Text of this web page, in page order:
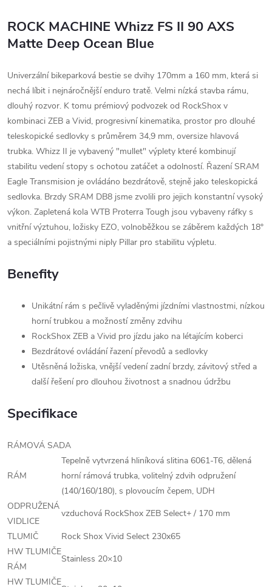
ROCK MACHINE Whizz FS II 90 AXS
Matte Deep Ocean Blue
Univerzální bikeparková bestie se dvihy 170mm a 160 mm, která si
nechá líbit i nejnáročnější enduro tratě. Velmi nízká stavba rámu,
dlouhý rozvor. K tomu prémiový podvozek od RockShox v
kombinaci ZEB a Vivid, progresivní kinematika, prostor pro dlouhé
teleskopické sedlovky s průměrem 34,9 mm, oversize hlavová
trubka. Whizz II je vybavený "mullet" výplety které kombinují
stabilitu vedení stopy s ochotou zatáčet a odolností. Řazení SRAM
Eagle Transmision je ovládáno bezdrátově, stejně jako teleskopická
sedlovka. Brzdy SRAM DB8 jsme zvolili pro jejich konstantní vysoký
výkon. Zapletená kola WTB Proterra Tough jsou vybaveny ráfky s
vnitřní výztuhou, ložisky EZO, volnoběžkou se záběrem každých 18°
a speciálními pojistnými niply Pillar pro stabilitu výpletu.
Benefity
Unikátní rám s pečlivě vyladěnými jízdními vlastnostmi, nízkou
horní trubkou a možností změny zdvihu
RockShox ZEB a Vivid pro jízdu jako na létajícím koberci
Bezdrátové ovládání řazení převodů a sedlovky
Utěsněná ložiska, vnější vedení zadní brzdy, závitový střed a
další řešení pro dlouhou životnost a snadnou údržbu
Specifikace
RÁMOVÁ SADA
RÁM
Tepelně vytvrzená hliníková slitina 6061-T6, dělená
horní rámová trubka, volitelný zdvih odpružení
(140/160/180), s plovoucím čepem, UDH
ODPRUŽENÁ
VIDLICE
vzduchová RockShox ZEB Select+ / 170 mm
TLUMIČ
Rock Shox Vivid Select 230x65
HW TLUMIČE
RÁM
Stainless 20×10
HW TLUMIČE